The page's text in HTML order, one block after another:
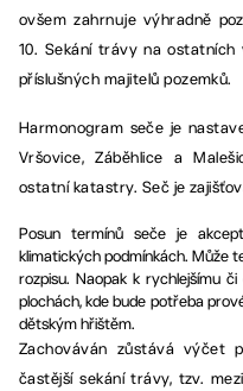
ovšem zahrnuje výhradně
10. Sekání trávy na
příslušných majitelů pozemků.
Harmonogram seče je
Vršovice, Záběhlice a
ostatní katastry. Seč je
Posun termínů seče je
klimatických podmínkách. Může
rozpisu. Naopak k rychlejšímu
plochách, kde bude potřeba
dětským hřištěm.
Zachováván zůstává výčet
častější sekání trávy, tzv.